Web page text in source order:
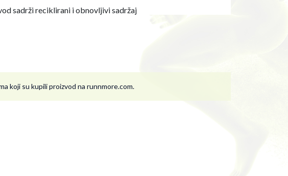
sadrži reciklirani i obnovljivi sadržaj
koji su kupili proizvod na runnmore.com.